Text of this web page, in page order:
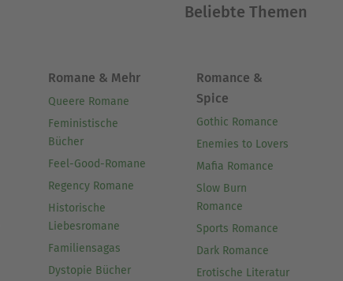
Beliebte Themen
Romane & Mehr
Queere Romane
Feministische
Bücher
Feel-Good-Romane
Regency Romane
Historische
Liebesromane
Familiensagas
Dystopie Bücher
Romance &
Spice
Gothic Romance
Enemies to Lovers
Mafia Romance
Slow Burn
Romance
Sports Romance
Dark Romance
Erotische Literatur